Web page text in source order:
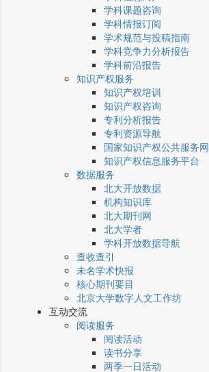
学科课题咨询
学科情报订阅
学术规范与投稿指南
学科竞争力分析报告
学科前沿报告
知识产权服务
知识产权培训
知识产权咨询
专利分析报告
专利资源导航
国家知识产权公共服务网
知识产权信息服务平台
数据服务
北大开放数据
机构知识库
北大期刊网
北大学者
学科开放数据导航
查收查引
未名学术快报
核心期刊要目
北京大学数字人文工作坊
互动交流
阅读服务
阅读活动
读书分享
两季一日活动